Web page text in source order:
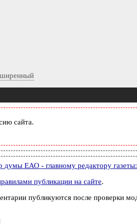
сайта.
думы ЕАО - главному редактору
публикации на сайте.
публикуются после проверки